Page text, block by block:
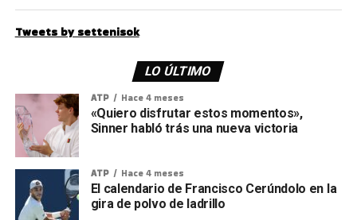
Tweets by settenisok
LO ÚLTIMO
ATP Hace 4 meses
«Quiero disfrutar estos momentos»,
Sinner habló trás una nueva victoria
ATP Hace 4 meses
El calendario de Francisco Cerúndolo en la
gira de polvo de ladrillo